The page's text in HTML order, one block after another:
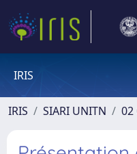
IRIS
IRIS SIARI UNITN